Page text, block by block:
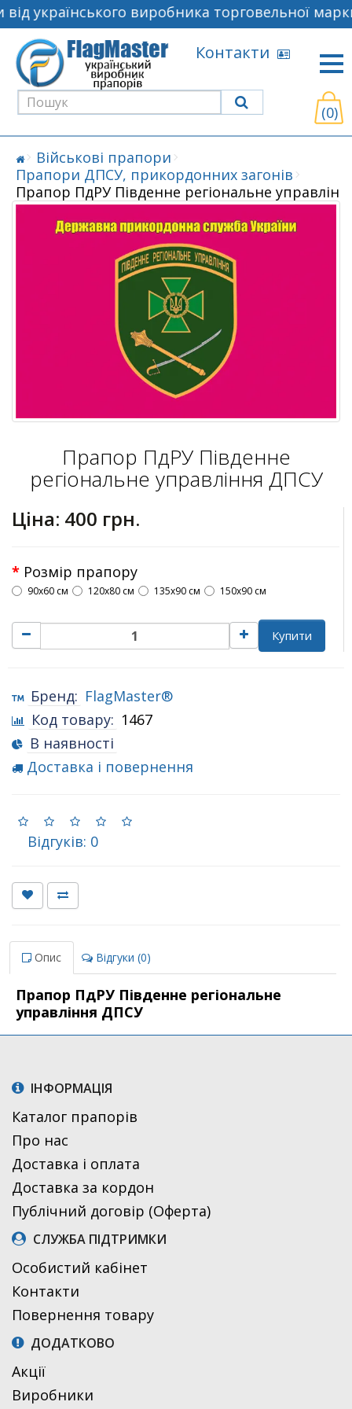
українського виробника торговельної
Контакти
(0)
Військові прапори
Прапори ДПСУ, прикордонних загонів
Прапор ПдРУ Південне регіональне
Прапор ПдРУ Південне
регіональне управління ДПСУ
Ціна: 400 грн.
Розмір прапору
90х60 см 120х80 см 135х90 см 150х90 см
Купити
Бренд: FlagMaster®
Код товару: 1467
В наявності
Доставка і повернення
Відгуків: 0
Опис Відгуки (0)
Прапор ПдРУ Південне регіональне
управління ДПСУ
ІНФОРМАЦІЯ
Каталог прапорів
Про нас
Доставка і оплата
Доставка за кордон
Публічний договір (Оферта)
СЛУЖБА ПІДТРИМКИ
Особистий кабінет
Контакти
Повернення товару
ДОДАТКОВО
Акції
Виробники